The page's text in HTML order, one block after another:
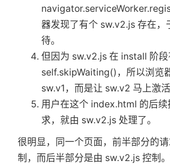
器发现了有个 sw.v2.js 存在，
待。
但因为 sw.v2.js 在 install 阶段
self.skipWaiting()，所以浏览
sw.v1，而是让 sw.v2 马上激活
用户在这个 index.html 的后
求，就由 sw.v2.js 处理了。
很明显，同一个页面，前半部分的
制，而后半部分是由 sw.v2.js 控制